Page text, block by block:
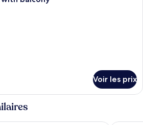
Voir les prix